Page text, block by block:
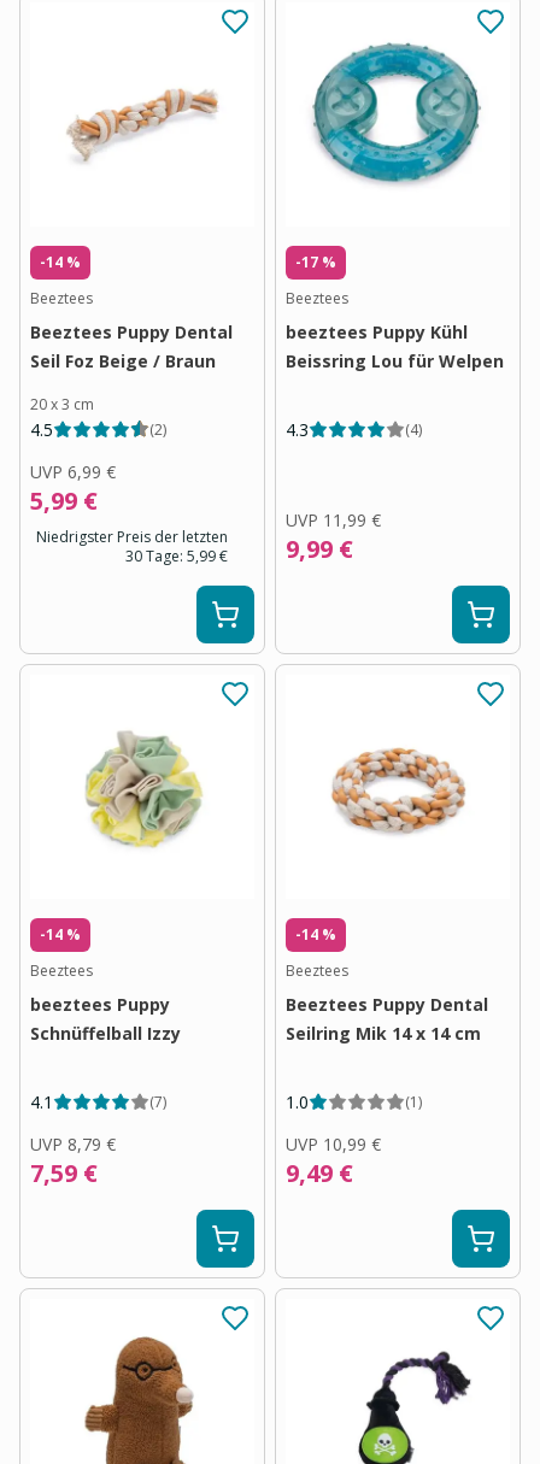
-14 %
Beeztees
Beeztees Puppy Dental
Seil Foz Beige / Braun
20 x 3 cm
4.5 (2)
UVP 6,99 €
5,99 €
Niedrigster Preis der letzten
30 Tage: 5,99 €
-17 %
Beeztees
beeztees Puppy Kühl
Beissring Lou für Welpen
4.3 (4)
UVP 11,99 €
9,99 €
-14 %
Beeztees
beeztees Puppy
Schnüffelball Izzy
4.1 (7)
UVP 8,79 €
7,59 €
-14 %
Beeztees
Beeztees Puppy Dental
Seilring Mik 14 x 14 cm
1.0 (1)
UVP 10,99 €
9,49 €